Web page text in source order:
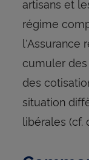
artisans et
régime
l'Assurance
cumuler
des
situation
libérales (cf.